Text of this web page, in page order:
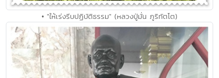
• "ให้เร่งรีบปฏิบัติธรรม" (หลวงปู่มั่น ภูริทัตโต)